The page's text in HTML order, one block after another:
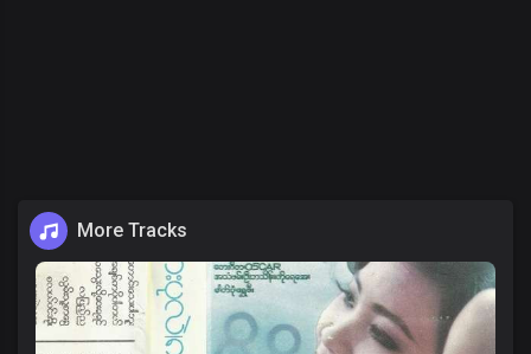
More Tracks